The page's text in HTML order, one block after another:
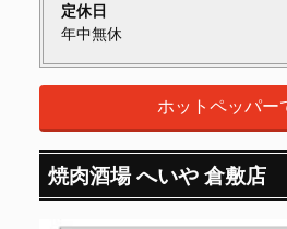
定休日
年中無休
ホットペッパー
焼肉酒場 へいや 倉敷店